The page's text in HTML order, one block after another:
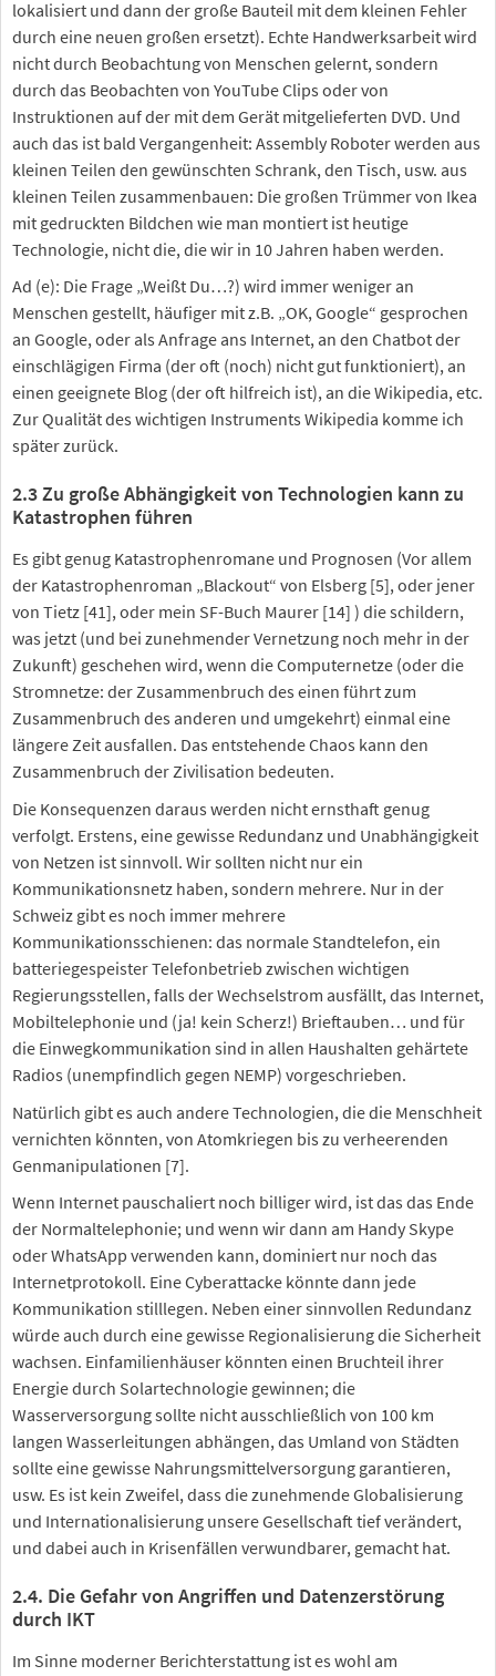
lokalisiert und dann der große Bauteil mit dem kleinen Fehler
durch eine neuen großen ersetzt). Echte Handwerksarbeit wird
nicht durch Beobachtung von Menschen gelernt, sondern
durch das Beobachten von YouTube Clips oder von
Instruktionen auf der mit dem Gerät mitgelieferten DVD. Und
auch das ist bald Vergangenheit: Assembly Roboter werden aus
kleinen Teilen den gewünschten Schrank, den Tisch, usw. aus
kleinen Teilen zusammenbauen: Die großen Trümmer von Ikea
mit gedruckten Bildchen wie man montiert ist heutige
Technologie, nicht die, die wir in 10 Jahren haben werden.
Ad (e): Die Frage „Weißt Du…?) wird immer weniger an
Menschen gestellt, häufiger mit z.B. „OK, Google“ gesprochen
an Google, oder als Anfrage ans Internet, an den Chatbot der
einschlägigen Firma (der oft (noch) nicht gut funktioniert), an
einen geeignete Blog (der oft hilfreich ist), an die Wikipedia, etc.
Zur Qualität des wichtigen Instruments Wikipedia komme ich
später zurück.
2.3 Zu große Abhängigkeit von Technologien kann zu
Katastrophen führen
Es gibt genug Katastrophenromane und Prognosen (Vor allem
der Katastrophenroman „Blackout“ von Elsberg [5], oder jener
von Tietz [41], oder mein SF-Buch Maurer [14] ) die schildern,
was jetzt (und bei zunehmender Vernetzung noch mehr in der
Zukunft) geschehen wird, wenn die Computernetze (oder die
Stromnetze: der Zusammenbruch des einen führt zum
Zusammenbruch des anderen und umgekehrt) einmal eine
längere Zeit ausfallen. Das entstehende Chaos kann den
Zusammenbruch der Zivilisation bedeuten.
Die Konsequenzen daraus werden nicht ernsthaft genug
verfolgt. Erstens, eine gewisse Redundanz und Unabhängigkeit
von Netzen ist sinnvoll. Wir sollten nicht nur ein
Kommunikationsnetz haben, sondern mehrere. Nur in der
Schweiz gibt es noch immer mehrere
Kommunikationsschienen: das normale Standtelefon, ein
batteriegespeister Telefonbetrieb zwischen wichtigen
Regierungsstellen, falls der Wechselstrom ausfällt, das Internet,
Mobiltelephonie und (ja! kein Scherz!) Brieftauben… und für
die Einwegkommunikation sind in allen Haushalten gehärtete
Radios (unempfindlich gegen NEMP) vorgeschrieben.
Natürlich gibt es auch andere Technologien, die die Menschheit
vernichten könnten, von Atomkriegen bis zu verheerenden
Genmanipulationen [7].
Wenn Internet pauschaliert noch billiger wird, ist das das Ende
der Normaltelephonie; und wenn wir dann am Handy Skype
oder WhatsApp verwenden kann, dominiert nur noch das
Internetprotokoll. Eine Cyberattacke könnte dann jede
Kommunikation stilllegen. Neben einer sinnvollen Redundanz
würde auch durch eine gewisse Regionalisierung die Sicherheit
wachsen. Einfamilienhäuser könnten einen Bruchteil ihrer
Energie durch Solartechnologie gewinnen; die
Wasserversorgung sollte nicht ausschließlich von 100 km
langen Wasserleitungen abhängen, das Umland von Städten
sollte eine gewisse Nahrungsmittelversorgung garantieren,
usw. Es ist kein Zweifel, dass die zunehmende Globalisierung
und Internationalisierung unsere Gesellschaft tief verändert,
und dabei auch in Krisenfällen verwundbarer, gemacht hat.
2.4. Die Gefahr von Angriffen und Datenzerstörung
durch IKT
Im Sinne moderner Berichterstattung ist es wohl am